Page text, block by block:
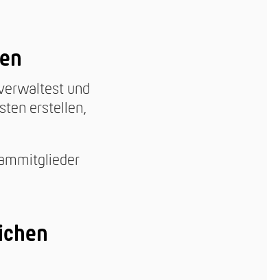
und
erstellen,